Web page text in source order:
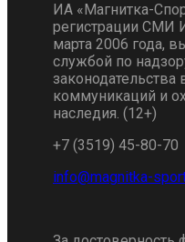
ИА «Магнитка-
регистрации СМИ
марта 2006 года,
службой по
коммуникаций и
наследия. (12+)
+7 (3519) 45-80-70